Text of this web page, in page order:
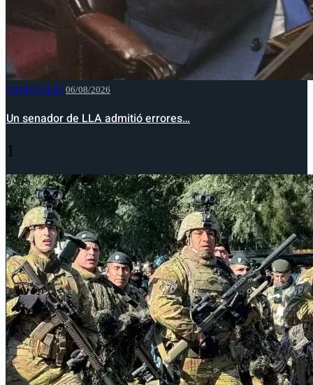
NACIONALES 06/08/2026
Un senador de LLA admitió errores…
1